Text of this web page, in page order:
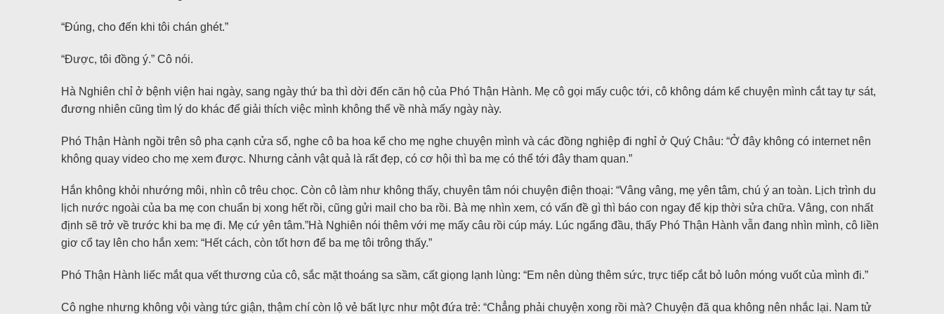
“Đúng, cho đến khi tôi chán ghét.”
“Được, tôi đồng ý.” Cô nói.
Hà Nghiên chỉ ở bệnh viện hai ngày, sang ngày thứ ba thì dời đến căn hộ của Phó Thận Hành. Mẹ cô gọi mấy cuộc tới, cô không dám kể chuyện mình cắt tay tự sát,
đương nhiên cũng tìm lý do khác để giải thích việc mình không thể về nhà mấy ngày này.
Phó Thận Hành ngồi trên sô pha cạnh cửa sổ, nghe cô ba hoa kể cho mẹ nghe chuyện mình và các đồng nghiệp đi nghỉ ở Quý Châu: “Ở đây không có internet nên
không quay video cho mẹ xem được. Nhưng cảnh vật quả là rất đẹp, có cơ hội thì ba mẹ có thể tới đây tham quan.”
Hắn không khỏi nhướng môi, nhìn cô trêu chọc. Còn cô làm như không thấy, chuyên tâm nói chuyện điện thoại: “Vâng vâng, mẹ yên tâm, chú ý an toàn. Lịch trình du
lịch nước ngoài của ba mẹ con chuẩn bị xong hết rồi, cũng gửi mail cho ba rồi. Bà mẹ nhìn xem, có vấn đề gì thì báo con ngay để kịp thời sửa chữa. Vâng, con nhất
định sẽ trở về trước khi ba mẹ đi. Mẹ cứ yên tâm.”Hà Nghiên nói thêm với mẹ mấy câu rồi cúp máy. Lúc ngẩng đầu, thấy Phó Thận Hành vẫn đang nhìn mình, cô liền
giơ cổ tay lên cho hắn xem: “Hết cách, còn tốt hơn để ba mẹ tôi trông thấy.”
Phó Thận Hành liếc mắt qua vết thương của cô, sắc mặt thoáng sa sầm, cất giọng lạnh lùng: “Em nên dùng thêm sức, trực tiếp cắt bỏ luôn móng vuốt của mình đi.”
Cô nghe nhưng không vội vàng tức giận, thậm chí còn lộ vẻ bất lực như một đứa trẻ: “Chẳng phải chuyện xong rồi mà? Chuyện đã qua không nên nhắc lại. Nam tử